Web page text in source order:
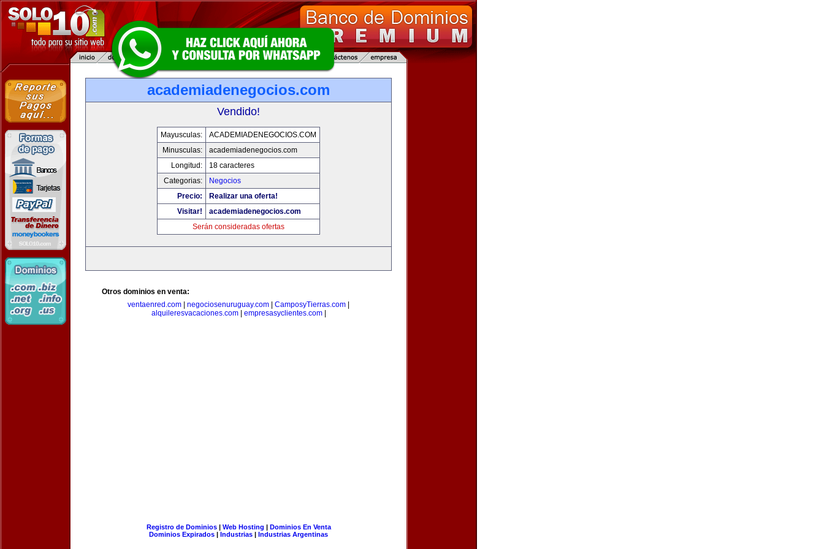
academiadenegocios.com
Vendido!
Mayusculas:
ACADEMIADENEGOCIOS.COM
Minusculas:
academiadenegocios.com
Longitud:
18 caracteres
Categorias:
Negocios
Precio:
Realizar una oferta!
Visitar!
academiadenegocios.com
Serán consideradas ofertas
Otros dominios en venta:
ventaenred.com
negociosenuruguay.com CamposyTierras.com
alquileresvacaciones.com| empresasyclientes.com|
Registro de Dominios| Web Hosting | Dominios En Venta
Dominios Expirados | Industrias | Industrias Argentinas